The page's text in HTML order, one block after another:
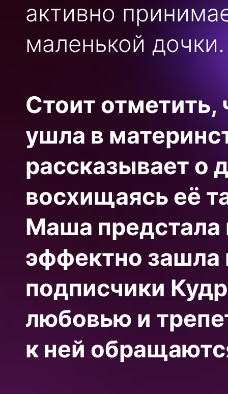
активно
маленькой дочки.
Стоит отметить,
ушла в
рассказывает о
восхищаясь её
Маша предстала
эффектно зашла
подписчики
любовью и
к ней